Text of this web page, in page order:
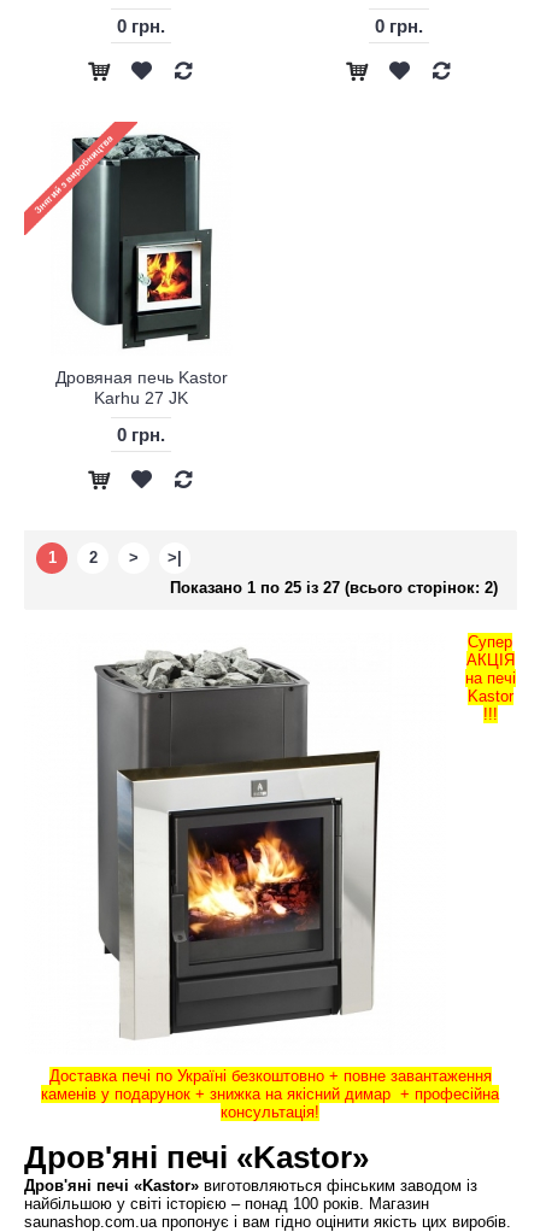
0 грн. 0 грн.
Дровяная печь Kastor
Karhu 27 JK
0 грн.
1 2 >
>|
Показано 1 по 25 із 27 (всього сторінок: 2)
Супер
АКЦІЯ
на печі
Kastor
!!!
Доставка печі по Україні безкоштовно + повне завантаження
каменів у подарунок + знижка на якісний димар + професійна
консультація!
Дров'яні печі «Kastor»
Дров'яні печі «Kastor» виготовляються фінським заводом із
найбільшою у світі історією – понад 100 років. Магазин
saunashop.com.ua пропонує і вам гідно оцінити якість цих виробів.